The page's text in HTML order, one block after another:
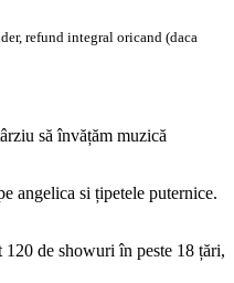
refund integral oricand (daca
să învățăm muzică
angelica si țipetele puternice.
de showuri în peste 18 țări,